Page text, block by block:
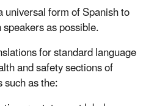
form of Spanish to
as possible.
for standard language
and safety sections of
as the: